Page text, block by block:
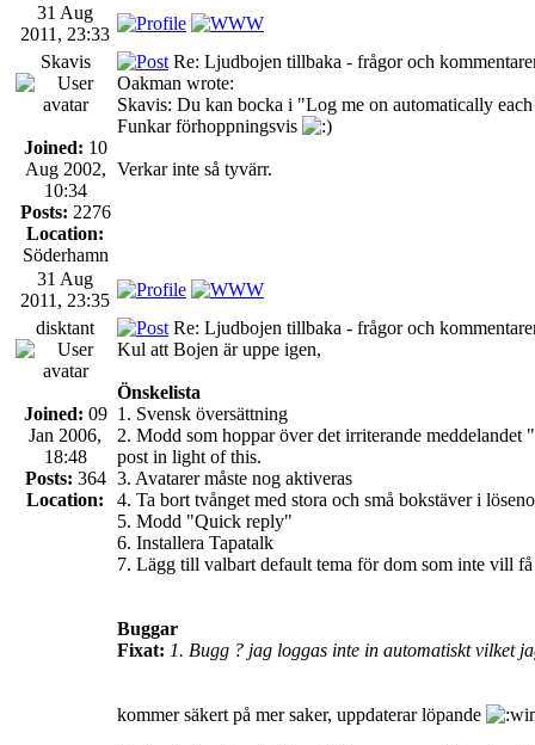
31 Aug
2011, 23:33
Skavis
Joined: 10
Aug 2002,
10:34
Posts: 2276
Location:
Söderhamn
Re: Ljudbojen tillbaka - frågor och
Oakman wrote:
Skavis: Du kan bocka i "Log me on automatically
Funkar förhoppningsvis
Verkar inte så tyvärr.
31 Aug
2011, 23:35
disktant
Joined: 09
Jan 2006,
18:48
Posts: 364
Location:
Re: Ljudbojen tillbaka - frågor och
Kul att Bojen är uppe igen,
Önskelista
1. Svensk översättning
2. Modd som hoppar över det irriterande
post in light of this.
3. Avatarer måste nog aktiveras
4. Ta bort tvånget med stora och små bokstäver i
5. Modd "Quick reply"
6. Installera Tapatalk
7. Lägg till valbart default tema för dom som inte vill
Buggar
Fixat: 1. Bugg ? jag loggas inte in automatiskt vilket
kommer säkert på mer saker, uppdaterar löpande